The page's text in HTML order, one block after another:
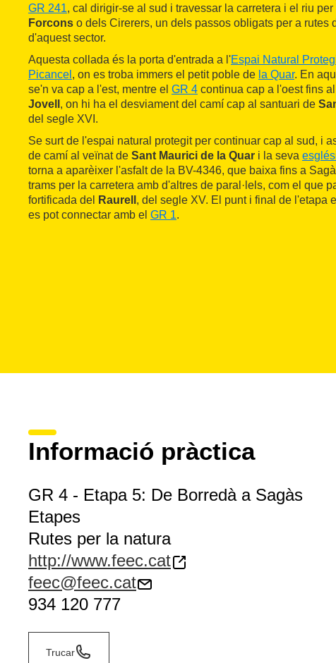
GR 241, cal dirigir-se al sud i travessar la carretera i el riu per
Forcons o dels Cirerers, un dels passos obligats per a rutes
d'aquest sector.
Aquesta collada és la porta d'entrada a l'Espai Natural
Picancel , on es troba immers el petit poble de la Quar. En
se'n va cap a l'est, mentre el GR 4 continua cap a l'oest fins al
Jovell , on hi ha el desviament del camí cap al santuari de
del segle XVI.
Se surt de l'espai natural protegit per continuar cap al sud, i
de camí al veïnat de Sant Maurici de la Quar i la seva
torna a aparèixer l'asfalt de la BV-4346, que baixa fins a
trams per la carretera amb d'altres de paral·lels, com el que
fortificada del
Raurell , del segle XV. El punt i final de l'etapa
es pot connectar amb el GR 1.
Informació pràctica
GR 4 - Etapa 5: De Borredà a Sagàs
Etapes
Rutes per la natura
http://www.feec.cat
feec@feec.cat
934 120 777
Trucar